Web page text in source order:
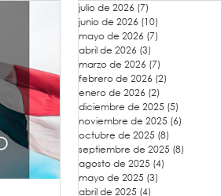
julio de 2026 (7)
junio de 2026 (10)
mayo de 2026 (7)
abril de 2026 (3)
marzo de 2026 (7)
febrero de 2026 (2)
enero de 2026 (2)
diciembre de 2025 (5)
noviembre de 2025 (6)
octubre de 2025 (8)
septiembre de 2025 (8)
agosto de 2025 (4)
mayo de 2025 (3)
abril de 2025 (4)